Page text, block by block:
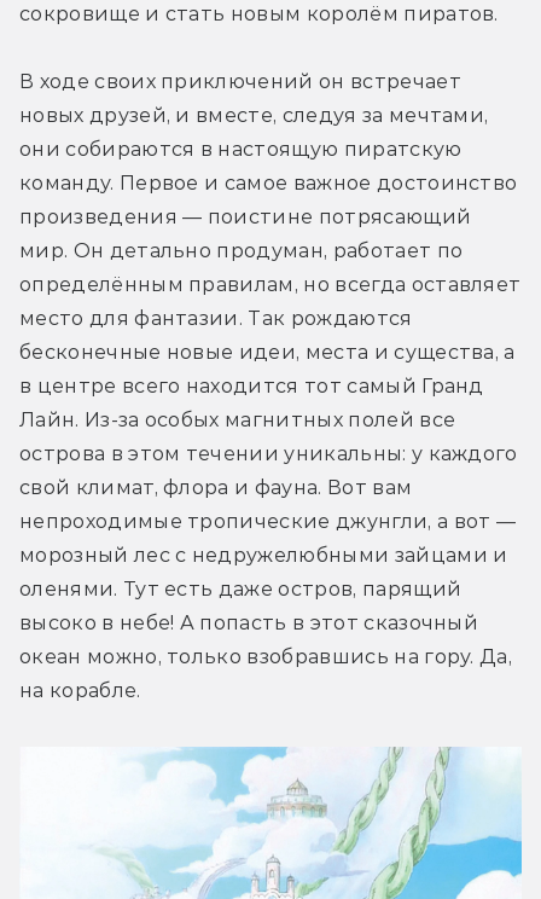
сокровище и стать новым королём пиратов.
В ходе своих приключений он встречает
новых друзей, и вместе, следуя за мечтами,
они собираются в настоящую пиратскую
команду. Первое и самое важное достоинство
произведения — поистине потрясающий
мир. Он детально продуман, работает по
определённым правилам, но всегда оставляет
место для фантазии. Так рождаются
бесконечные новые идеи, места и существа, а
в центре всего находится тот самый Гранд
Лайн. Из-за особых магнитных полей все
острова в этом течении уникальны: у каждого
свой климат, флора и фауна. Вот вам
непроходимые тропические джунгли, а вот —
морозный лес с недружелюбными зайцами и
оленями. Тут есть даже остров, парящий
высоко в небе! А попасть в этот сказочный
океан можно, только взобравшись на гору. Да,
на корабле.